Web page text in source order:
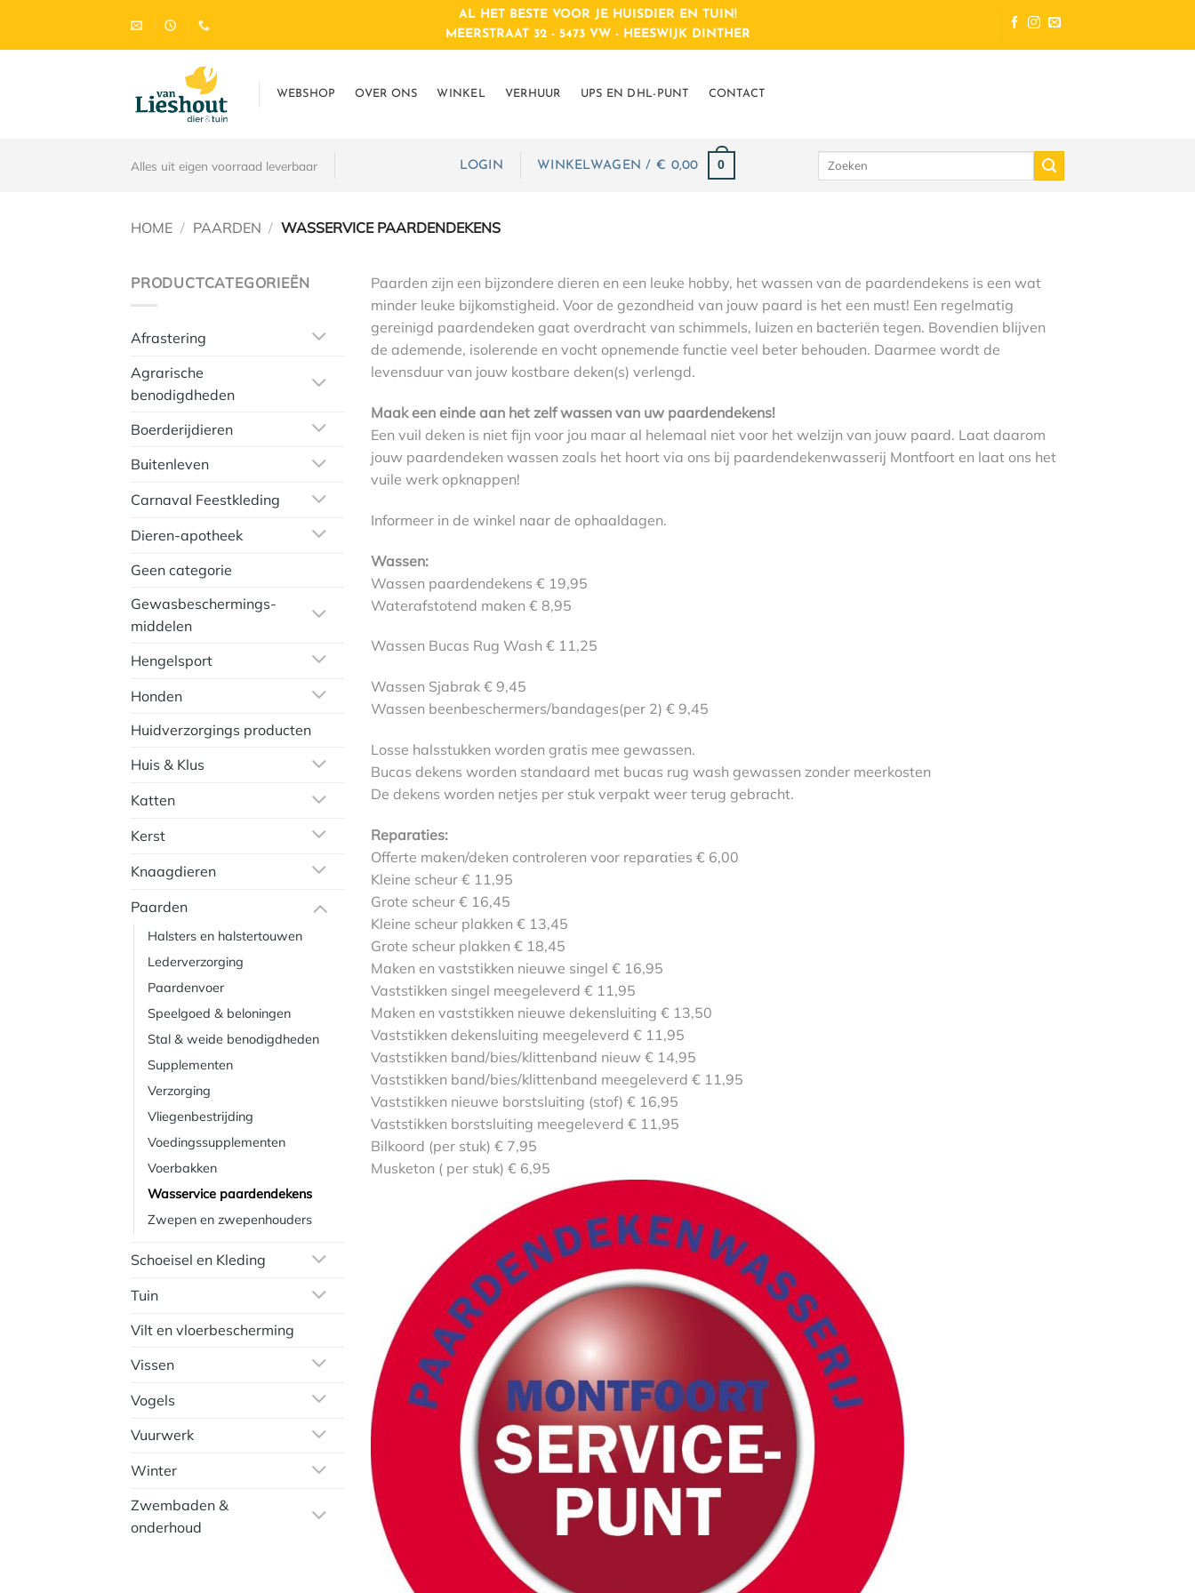
inhoud
AL HET BESTE VOOR JE HUISDIER EN TUIN!
MEERSTRAAT 32 - 5473 VW - HEESWIJK DINTHER
WEBSHOP OVER ONS WINKEL VERHUUR UPS EN DHL-PUNT CONTACT
Alles uit eigen voorraad leverbaar LOGIN WINKELWAGEN / € 0,00 0
Zoeken
HOME / PAARDEN / WASSERVICE PAARDENDEKENS
PRODUCTCATEGORIEËN
Afrastering
Agrarische
benodigdheden
Boerderijdieren
Buitenleven
Carnaval Feestkleding
Dieren-apotheek
Geen categorie
Gewasbeschermings-
middelen
Hengelsport
Honden
Huidverzorgings producten
Huis & Klus
Katten
Kerst
Knaagdieren
Paarden
Halsters en halstertouwen
Lederverzorging
Paardenvoer
Speelgoed & beloningen
Stal & weide benodigdheden
Supplementen
Verzorging
Vliegenbestrijding
Voedingssupplementen
Voerbakken
Wasservice paardendekens
Zwepen en zwepenhouders
Schoeisel en Kleding
Tuin
Vilt en vloerbescherming
Vissen
Vogels
Vuurwerk
Winter
Zwembaden &
onderhoud
Paarden zijn een bijzondere dieren en een leuke hobby, het wassen van de paardendekens is een wat
minder leuke bijkomstigheid. Voor de gezondheid van jouw paard is het een must! Een regelmatig
gereinigd paardendeken gaat overdracht van schimmels, luizen en bacteriën tegen. Bovendien blijven
de ademende, isolerende en vocht opnemende functie veel beter behouden. Daarmee wordt de
levensduur van jouw kostbare deken(s) verlengd.
Maak een einde aan het zelf wassen van uw paardendekens!
Een vuil deken is niet fijn voor jou maar al helemaal niet voor het welzijn van jouw paard. Laat daarom
jouw paardendeken wassen zoals het hoort via ons bij paardendekenwasserij Montfoort en laat ons het
vuile werk opknappen!
Informeer in de winkel naar de ophaaldagen.
Wassen:
Wassen paardendekens € 19,95
Waterafstotend maken € 8,95
Wassen Bucas Rug Wash € 11,25
Wassen Sjabrak € 9,45
Wassen beenbeschermers/bandages(per 2) € 9,45
Losse halsstukken worden gratis mee gewassen.
Bucas dekens worden standaard met bucas rug wash gewassen zonder meerkosten
De dekens worden netjes per stuk verpakt weer terug gebracht.
Reparaties:
Offerte maken/deken controleren voor reparaties € 6,00
Kleine scheur € 11,95
Grote scheur € 16,45
Kleine scheur plakken € 13,45
Grote scheur plakken € 18,45
Maken en vaststikken nieuwe singel € 16,95
Vaststikken singel meegeleverd € 11,95
Maken en vaststikken nieuwe dekensluiting € 13,50
Vaststikken dekensluiting meegeleverd € 11,95
Vaststikken band/bies/klittenband nieuw € 14,95
Vaststikken band/bies/klittenband meegeleverd € 11,95
Vaststikken nieuwe borstsluiting (stof) € 16,95
Vaststikken borstsluiting meegeleverd € 11,95
Bilkoord (per stuk) € 7,95
Musketon ( per stuk) € 6,95